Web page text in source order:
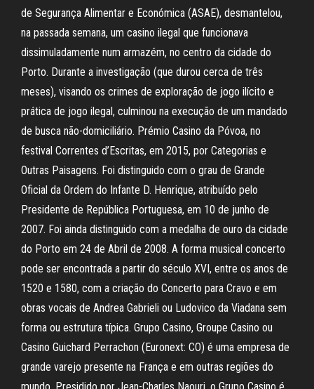
de Segurança Alimentar e Económica (ASAE), desmantelou,
na passada semana, um casino ilegal que funcionava
dissimuladamente num armazém, no centro da cidade do
Porto. Durante a investigação (que durou cerca de três
meses), visando os crimes de exploração de jogo ilícito e
prática de jogo ilegal, culminou na execução de um mandado
de busca não-domiciliário. Prémio Casino da Póvoa, no
festival Correntes d’Escritas, em 2015, por Categorias e
Outras Paisagens. Foi distinguido com o grau de Grande
Oficial da Ordem do Infante D. Henrique, atribuído pelo
Presidente de República Portuguesa, em 10 de junho de
2007. Foi ainda distinguido com a medalha de ouro da cidade
do Porto em 24 de Abril de 2008. A forma musical concerto
pode ser encontrada a partir do século XVI, entre os anos de
1520 e 1580, com a criação do Concerto para Cravo e em
obras vocais de Andrea Gabrieli ou Ludovico da Viadana sem
forma ou estrutura típica. Grupo Casino, Groupe Casino ou
Casino Guichard Perrachon (Euronext: CO) é uma empresa de
grande varejo presente na França e em outras regiões do